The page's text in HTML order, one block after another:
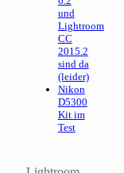
und
Lightroom
CC
2015.2
sind da
(leider)
Nikon
D5300
Kit im
Test